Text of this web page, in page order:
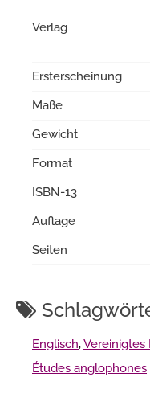
Verlag
Ersterscheinung
Maße
Gewicht
Format
ISBN-13
Auflage
Seiten
Englisch,Vereinigtes
Études anglophones